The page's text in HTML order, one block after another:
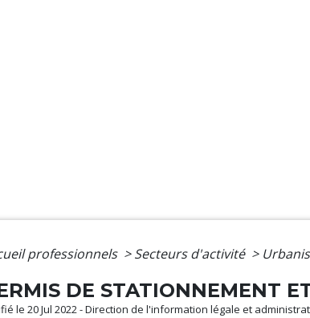
professionnels > Secteurs d'activité >
DE STATIONNEMENT
le 20 Jul 2022 - Direction de l'information légale et